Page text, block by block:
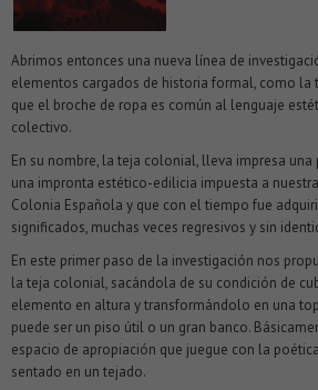
Abrimos entonces una nueva línea de
elementos cargados de historia formal, como
que el broche de ropa es común al lenguaje
colectivo.
En su nombre, la teja colonial, lleva impresa una
una impronta estético-edilicia impuesta a
Colonia Española y que con el tiempo fue
significados, muchas veces regresivos y sin
En este primer paso de la investigación nos
la teja colonial, sacándola de su condición de
elemento en altura y transformándolo en una
puede ser un piso útil o un gran banco.
espacio de apropiación que juegue con la
sentado en un tejado.